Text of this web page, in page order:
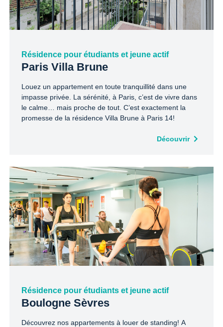
Résidence pour étudiants et jeune actif
Paris Villa Brune
Louez un appartement en toute tranquillité dans une
impasse privée. La sérénité, à Paris, c’est de vivre dans
le calme… mais proche de tout. C’est exactement la
promesse de la résidence Villa Brune à Paris 14!
Découvrir
Résidence pour étudiants et jeune actif
Boulogne Sèvres
Découvrez nos appartements à louer de standing! A